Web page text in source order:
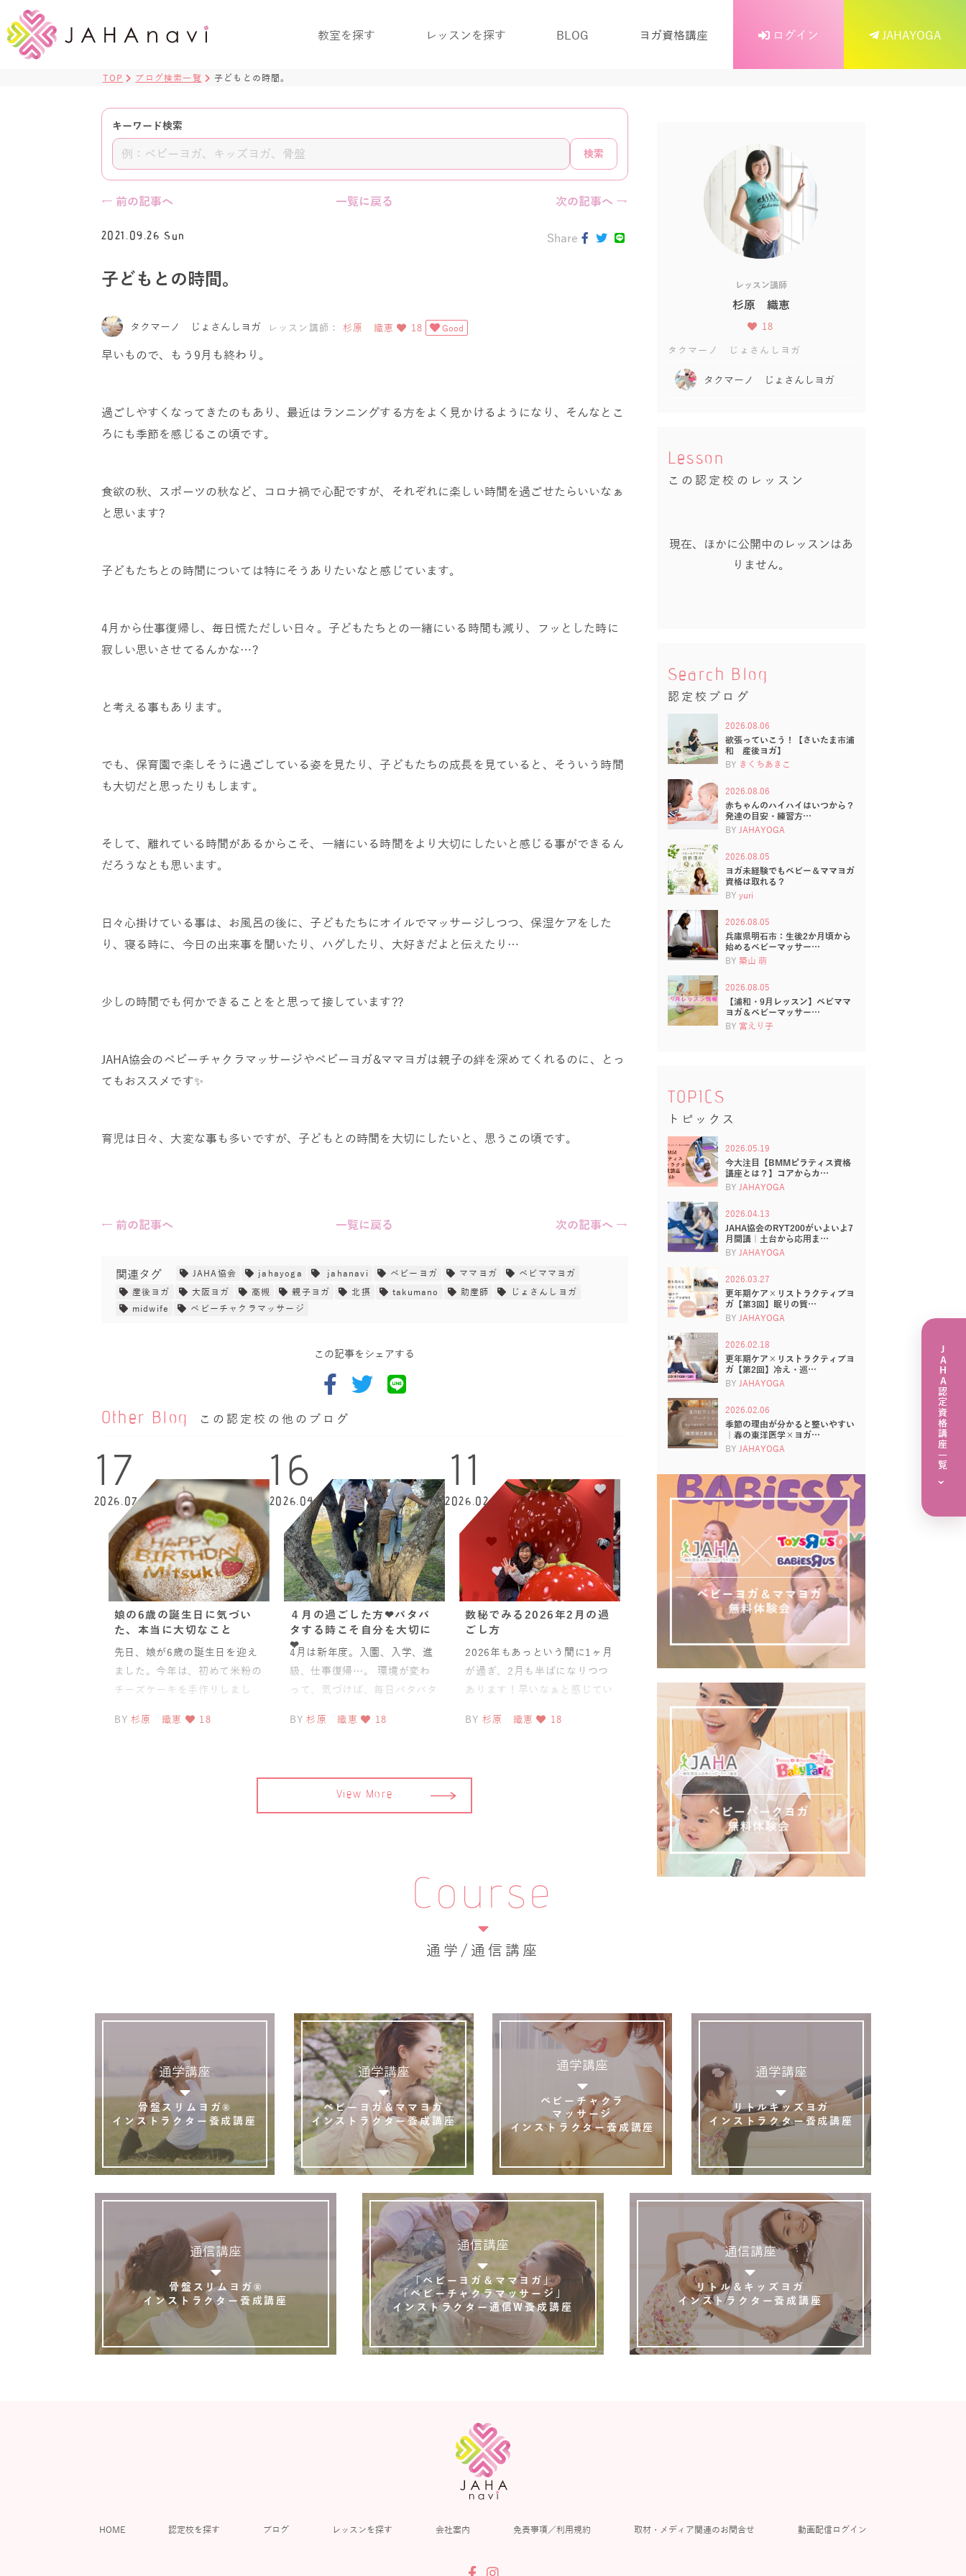
教室を探す レッスンを探す BLOG ヨガ資格講座 ログイン JAHAYOGA
TOP ブログ検索一覧 子どもとの時間。
キーワード検索
検索
← 前の記事へ 一覧に戻る 次の記事へ →
2021.09.26 Sun
子どもとの時間。
タクマーノ じょさんしヨガ レッスン講師： 杉原 織恵 18 Good
Share
早いもので、もう9月も終わり。
過ごしやすくなってきたのもあり、最近はランニングする方をよく見かけるようになり、そんなとこ
ろにも季節を感じるこの頃です。
食欲の秋、スポーツの秋など、コロナ禍で心配ですが、それぞれに楽しい時間を過ごせたらいいなぁ
と思います?
子どもたちとの時間については特にそうありたいなと感じています。
4月から仕事復帰し、毎日慌ただしい日々。子どもたちとの一緒にいる時間も減り、フッとした時に
寂しい思いさせてるんかな…?
と考える事もあります。
でも、保育園で楽しそうに過ごしている姿を見たり、子どもたちの成長を見ていると、そういう時間
も大切だと思ったりもします。
そして、離れている時間があるからこそ、一緒にいる時間をより大切にしたいと感じる事ができるん
だろうなとも思います。
日々心掛けている事は、お風呂の後に、子どもたちにオイルでマッサージしつつ、保湿ケアをした
り、寝る時に、今日の出来事を聞いたり、ハグしたり、大好きだよと伝えたり…
少しの時間でも何かできることをと思って接しています??
JAHA協会のベビーチャクラマッサージやベビーヨガ&ママヨガは親子の絆を深めてくれるのに、とっ
てもおススメです✨
育児は日々、大変な事も多いですが、子どもとの時間を大切にしたいと、思うこの頃です。
← 前の記事へ 一覧に戻る 次の記事へ →
関連タグ JAHA協会 jahayoga jahanavi ベビーヨガ ママヨガ
ベビママヨガ
産後ヨガ
大阪ヨガ 高槻 親子ヨガ 北摂 takumano 助産師
じょさんしヨガ
midwife
ベビーチャクラマッサージ
この記事をシェアする
Other Blog この認定校の他のブログ
17
2026.07
娘の6歳の誕生日に気づい
た、本当に大切なこと
先日、娘が6歳の誕生日を迎え
ました。今年は、初めて米粉の
チーズケーキを手作りしまし
ケーキ！」そう言って目を輝か
BY 杉原 織恵 18
16
2026.04
４月の過ごした方❤︎バタバ
タする時こそ自分を大切に
❤︎
4月は新年度。入園、入学、進
級、仕事復帰…。 環境が変わ
って、気づけば、毎日バタバタ
は特に、
BY 杉原 織恵 18
11
2026.02
数秘でみる2026年2月の過
ごし方
2026年もあっという間に1ヶ月
が過ぎ、2月も半ばになりつつ
あります！早いなぁと感じてい
か？ 今日は数秘的
BY 杉原 織恵 18
View More
レッスン講師
杉原 織恵
18
タクマーノ じょさんしヨガ
タクマーノ じょさんしヨガ
Lesson
この認定校のレッスン
現在、ほかに公開中のレッスンはあ
りません。
Search Blog
認定校ブログ
2026.08.06
欲張っていこう！【さいたま市浦
和 産後ヨガ】
BY きくちあきこ
2026.08.06
赤ちゃんのハイハイはいつから？
発達の目安・練習方…
BY JAHAYOGA
2026.08.05
ヨガ未経験でもベビー＆ママヨガ
資格は取れる？
BY yuri
2026.08.05
兵庫県明石市：生後2か月頃から
始めるベビーマッサー…
BY 築山 萌
2026.08.05
【浦和・9月レッスン】ベビママ
ヨガ＆ベビーマッサー…
BY 宮えり子
TOPICS
トピックス
2026.05.19
今大注目【BMMピラティス資格
講座とは？】コアからカ…
BY JAHAYOGA
2026.04.13
JAHA協会のRYT200がいよいよ7
月開講｜土台から応用ま…
BY JAHAYOGA
2026.03.27
更年期ケア×リストラクティブヨ
ガ【第3回】眠りの質…
BY JAHAYOGA
2026.02.18
更年期ケア×リストラクティブヨ
ガ【第2回】冷え・巡…
BY JAHAYOGA
2026.02.06
季節の理由が分かると整いやすい
｜春の東洋医学×ヨガ…
BY JAHAYOGA
Course
通学/通信講座
通学講座
骨盤スリムヨガ®
インストラクター養成講座
通学講座
ベビーヨガ＆ママヨガ
インストラクター養成講座
通学講座
ベビーチャクラ
マッサージ
インストラクター養成講座
通学講座
リトルキッズヨガ
インストラクター養成講座
通信講座
骨盤スリムヨガ®
インストラクター養成講座
通信講座
「ベビーヨガ＆ママヨガ」
「ベビーチャクラマッサージ」
インストラクター通信W養成講座
通信講座
リトル＆キッズヨガ
インストラクター養成講座
HOME 認定校を探す ブログ レッスンを探す 会社案内 免責事項／利用規約 取材・メディア関連のお問合せ 動画配信ログイン
JAHA認定資格講座一覧
›